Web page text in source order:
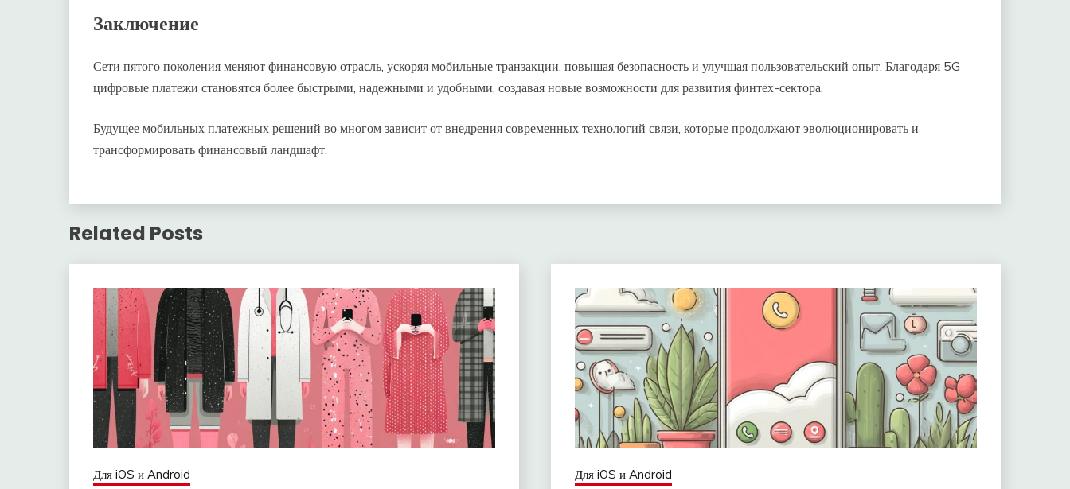
Заключение
Сети пятого поколения меняют финансовую отрасль, ускоряя мобильные транзакции, повышая безопасность и улучшая пользовательский опыт. Благодаря 5G
цифровые платежи становятся более быстрыми, надежными и удобными, создавая новые возможности для развития финтех-сектора.
Будущее мобильных платежных решений во многом зависит от внедрения современных технологий связи, которые продолжают эволюционировать и
трансформировать финансовый ландшафт.
Related Posts
Для iOS и Android Для iOS и Android